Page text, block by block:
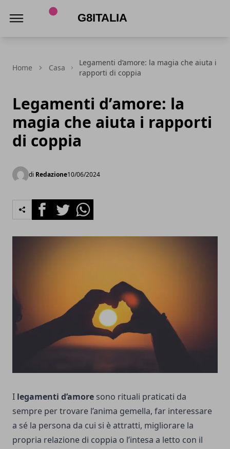
Home Casa
Legamenti d’amore: la magia che aiuta i
rapporti di coppia
Legamenti d’amore: la
magia che aiuta i rapporti
di coppia
di Redazione10/06/2024
FacebookTwitterWhatsapp
I legamenti d’amore sono rituali praticati da
sempre per trovare l’anima gemella, far interessare
a sé la persona da cui si è attratti, migliorare la
propria relazione di coppia o l’intesa a letto con il